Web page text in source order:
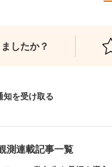
したか？
知を受け取る
測連載記事一覧